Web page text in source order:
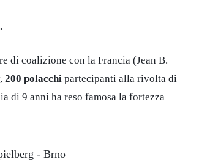
di coalizione con la Francia (Jean B.
200 polacchi partecipanti alla rivolta di
di 9 anni ha reso famosa la fortezza